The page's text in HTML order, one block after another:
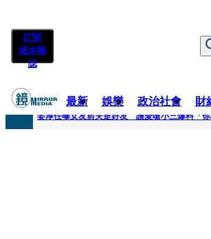
訂閱
紙本雜
誌
最新 娛樂 政治社會 財
快訊
姜厚任曝女友前夫是好友 護愛嗆小三爆料「